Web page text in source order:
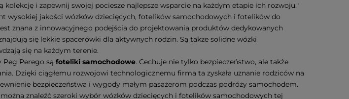
kolekcję i zapewnij swojej pociesze najlepsze wsparcie na każdym etapie ich rozwoju."
wysokiej jakości wózków dziecięcych, fotelików samochodowych i fotelików do
znana z innowacyjnego podejścia do projektowania produktów dedykowanych
się lekkie spacerówki dla aktywnych rodzin. Są także solidne wózki
się na każdym terenie.
Perego są foteliki samochodowe. Cechuje nie tylko bezpieczeństwo, ale także
Dzięki ciągłemu rozwojowi technologicznemu firma ta zyskała uznanie rodziców na
bezpieczeństwa i wygody małym pasażerom podczas podróży samochodem.
znaleźć szeroki wybór wózków dziecięcych i fotelików samochodowych tej